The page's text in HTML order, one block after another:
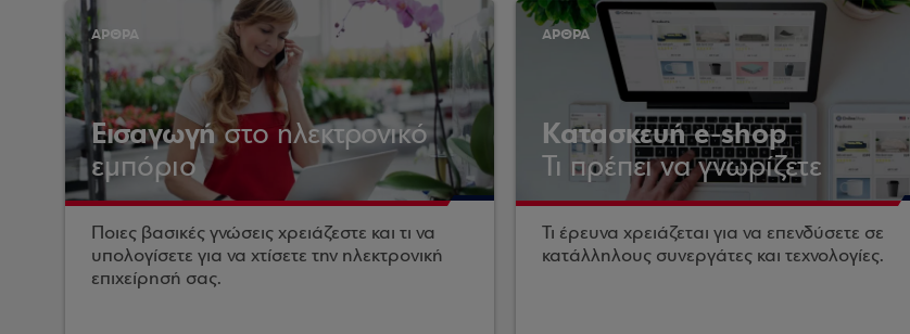
ΑΡΘΡΑ
Εισαγωγήστο ηλεκτρονικό
εμπόριο
Ποιες βασικές γνώσεις χρειάζεστε και τι να
υπολογίσετε για να χτίσετε την ηλεκτρονική
επιχείρησή σας.
ΑΡΘΡΑ
Κατασκευή e-shop
Τι πρέπει να γνωρίζετε
Τι έρευνα χρειάζεται για να επενδύσετε σε
κατάλληλους συνεργάτες και τεχνολογίες.